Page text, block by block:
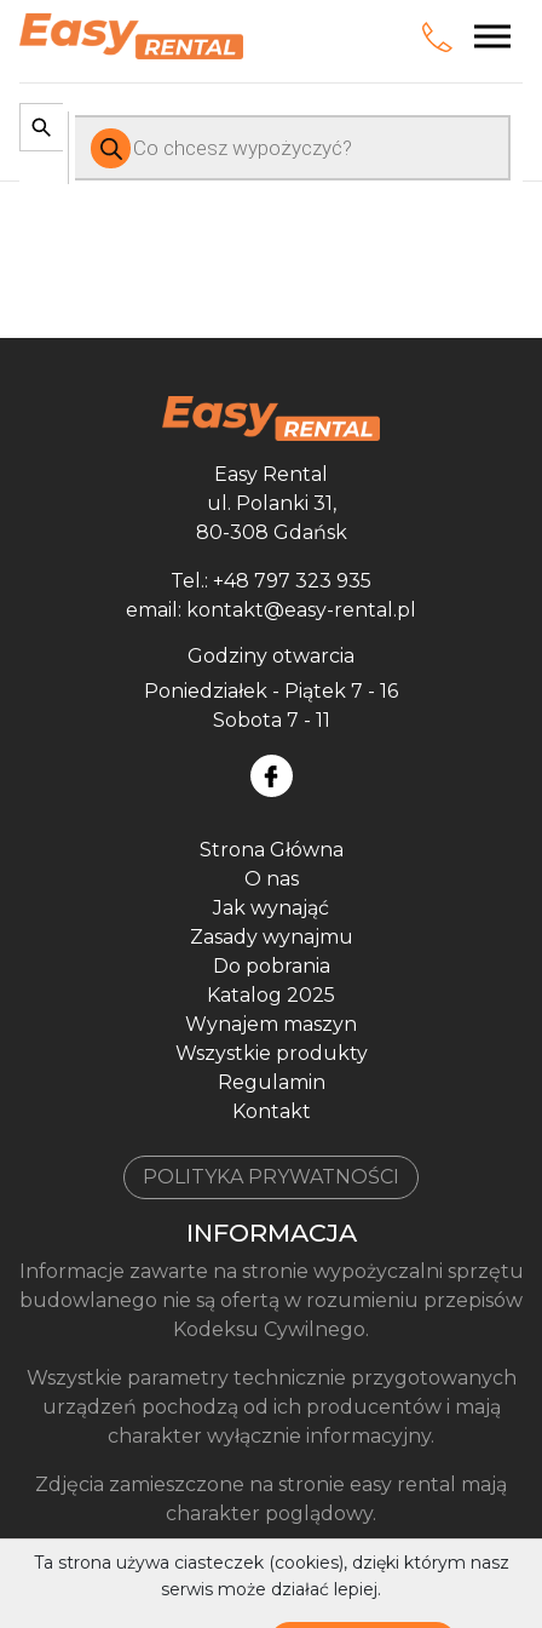
Wyszukiwarka
produktów
Easy Rental
ul. Polanki 31,
80-308 Gdańsk
Tel.: +48 797 323 935
email: kontakt@easy-rental.pl
Godziny otwarcia
Poniedziałek - Piątek 7 - 16
Sobota 7 - 11
Strona Główna
O nas
Jak wynająć
Zasady wynajmu
Do pobrania
Katalog 2025
Wynajem maszyn
Wszystkie produkty
Regulamin
Kontakt
POLITYKA PRYWATNOŚCI
INFORMACJA
Informacje zawarte na stronie wypożyczalni sprzętu
budowlanego nie są ofertą w rozumieniu przepisów
Kodeksu Cywilnego.
Wszystkie parametry technicznie przygotowanych
urządzeń pochodzą od ich producentów i mają
charakter wyłącznie informacyjny.
Zdjęcia zamieszczone na stronie easy rental mają
charakter poglądowy.
Easy Rental ® 2026
Ta strona używa ciasteczek (cookies), dzięki którym nasz
serwis może działać lepiej.